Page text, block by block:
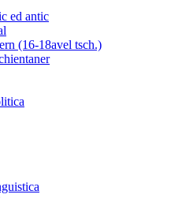
ed antic
(16-18avel tsch.)